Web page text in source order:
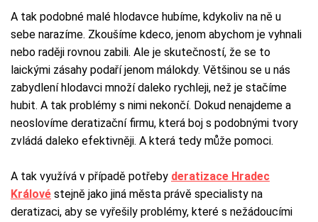
A tak podobné malé hlodavce hubíme, kdykoliv na ně u
sebe narazíme. Zkoušíme kdeco, jenom abychom je vyhnali
nebo raději rovnou zabili. Ale je skutečností, že se to
laickými zásahy podaří jenom málokdy. Většinou se u nás
zabydlení hlodavci množí daleko rychleji, než je stačíme
hubit. A tak problémy s nimi nekončí. Dokud nenajdeme a
neoslovíme deratizační firmu, která boj s podobnými tvory
zvládá daleko efektivněji. A která tedy může pomoci.
A tak využívá v případě potřeby deratizace Hradec
Králové stejně jako jiná města právě specialisty na
deratizaci, aby se vyřešily problémy, které s nežádoucími